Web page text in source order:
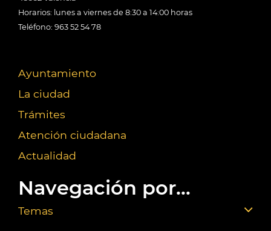
Horarios: lunes a viernes de 8:30 a 14:00 horas
Teléfono: 963 52 54 78
Ayuntamiento
La ciudad
Trámites
Atención ciudadana
Actualidad
Navegación por...
Temas